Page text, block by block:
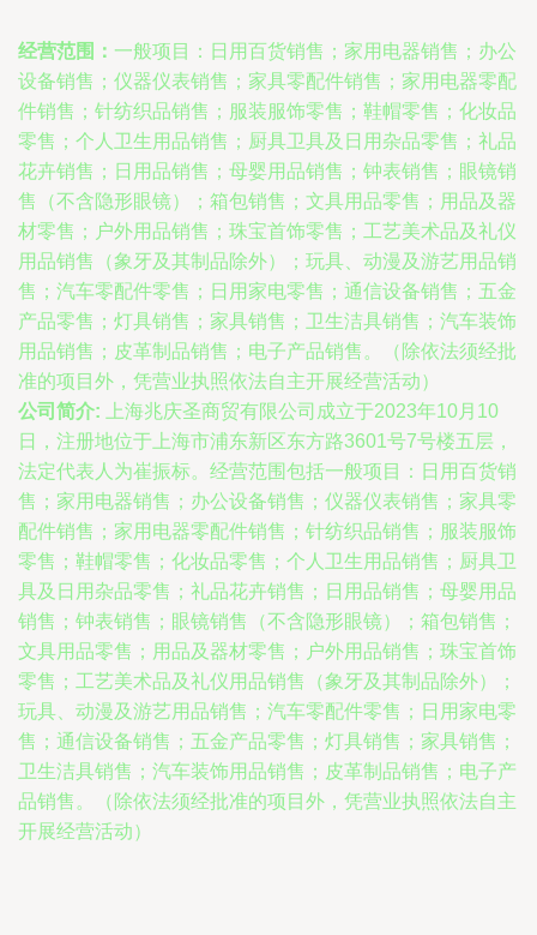
经营范围： 一般项目：日用百货销售；家用电器销售；办公
设备销售；仪器仪表销售；家具零配件销售；家用电器零配
件销售；针纺织品销售；服装服饰零售；鞋帽零售；化妆品
零售；个人卫生用品销售；厨具卫具及日用杂品零售；礼品
花卉销售；日用品销售；母婴用品销售；钟表销售；眼镜销
售（不含隐形眼镜）；箱包销售；文具用品零售；用品及器
材零售；户外用品销售；珠宝首饰零售；工艺美术品及礼仪
用品销售（象牙及其制品除外）；玩具、动漫及游艺用品销
售；汽车零配件零售；日用家电零售；通信设备销售；五金
产品零售；灯具销售；家具销售；卫生洁具销售；汽车装饰
用品销售；皮革制品销售；电子产品销售。（除依法须经批
准的项目外，凭营业执照依法自主开展经营活动）
公司简介: 上海兆庆圣商贸有限公司成立于2023年10月10
日，注册地位于上海市浦东新区东方路3601号7号楼五层，
法定代表人为崔振标。经营范围包括一般项目：日用百货销
售；家用电器销售；办公设备销售；仪器仪表销售；家具零
配件销售；家用电器零配件销售；针纺织品销售；服装服饰
零售；鞋帽零售；化妆品零售；个人卫生用品销售；厨具卫
具及日用杂品零售；礼品花卉销售；日用品销售；母婴用品
销售；钟表销售；眼镜销售（不含隐形眼镜）；箱包销售；
文具用品零售；用品及器材零售；户外用品销售；珠宝首饰
零售；工艺美术品及礼仪用品销售（象牙及其制品除外）；
玩具、动漫及游艺用品销售；汽车零配件零售；日用家电零
售；通信设备销售；五金产品零售；灯具销售；家具销售；
卫生洁具销售；汽车装饰用品销售；皮革制品销售；电子产
品销售。（除依法须经批准的项目外，凭营业执照依法自主
开展经营活动）